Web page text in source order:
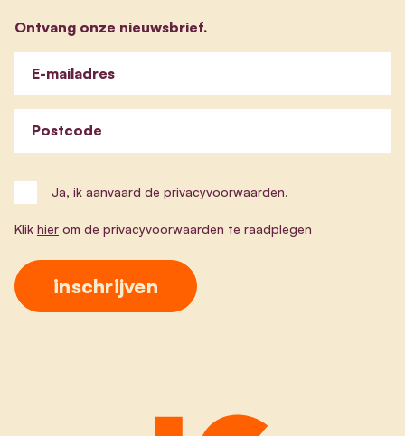
Ontvang onze nieuwsbrief.
E-mailadres
Postcode
Ja, ik aanvaard de privacyvoorwaarden.
Klik hier om de privacyvoorwaarden te raadplegen